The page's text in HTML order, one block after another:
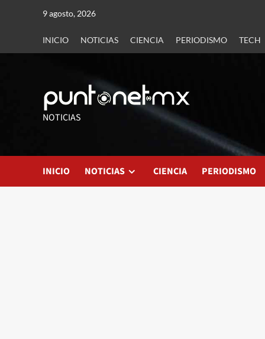
9 agosto, 2026
INICIO NOTICIAS CIENCIA PERIODISMO TECH
NOTICIAS
INICIO NOTICIAS CIENCIA PERIODISMO